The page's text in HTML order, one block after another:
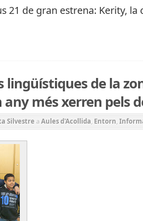
21 de gran estrena: Kerity, la
lingüístiques de la
més xerren pels
Silvestre a Aules d'Acollida, Entorn,